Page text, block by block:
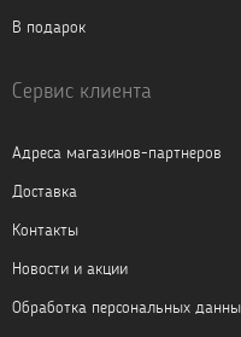
В подарок
Сервис клиента
Адреса магазинов-партнеров
Доставка
Контакты
Новости и акции
Обработка персональных